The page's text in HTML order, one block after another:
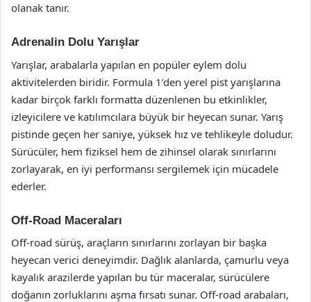
olanak tanır.
Adrenalin Dolu Yarışlar
Yarışlar, arabalarla yapılan en popüler eylem dolu
aktivitelerden biridir. Formula 1’den yerel pist yarışlarına
kadar birçok farklı formatta düzenlenen bu etkinlikler,
izleyicilere ve katılımcılara büyük bir heyecan sunar. Yarış
pistinde geçen her saniye, yüksek hız ve tehlikeyle doludur.
Sürücüler, hem fiziksel hem de zihinsel olarak sınırlarını
zorlayarak, en iyi performansı sergilemek için mücadele
ederler.
Off-Road Maceraları
Off-road sürüş, araçların sınırlarını zorlayan bir başka
heyecan verici deneyimdir. Dağlık alanlarda, çamurlu veya
kayalık arazilerde yapılan bu tür maceralar, sürücülere
doğanın zorluklarını aşma fırsatı sunar. Off-road arabaları,